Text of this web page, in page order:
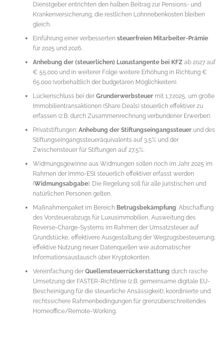
Dienstgeber entrichten den halben Beitrag zur Pensions- und
Krankenversicherung, die restlichen Lohnnebenkosten bleiben
gleich.
Einführung einer verbesserten steuerfreien Mitarbeiter-Prämie
für 2025 und 2026.
Anhebung der (steuerlichen) Luxustangente bei KFZ ab 2027 auf
€ 55.000 und in weiterer Folge weitere Erhöhung in Richtung €
65.000 (vorbehaltlich der budgetären Möglichkeiten).
Lückenschluss bei der Grunderwerbsteuermit 1.7.2025, um große
Immobilientransaktionen (Share Deals) steuerlich effektiver zu
erfassen (z.B. durch Zusammenrechnung verbundener Erwerber).
Privatstiftungen: Anhebung der Stiftungseingangssteuerund des
Stiftungseingangssteueräquivalents auf 3,5% und der
Zwischensteuer für Stiftungen auf 27,5%.
Widmungsgewinne aus Widmungen sollen noch im Jahr 2025 im
Rahmen der Immo-ESt steuerlich effektiver erfasst werden
(Widmungsabgabe). Die Regelung soll für alle juristischen und
natürlichen Personen gelten.
Maßnahmenpaket im Bereich Betrugsbekämpfung: Abschaffung
des Vorsteuerabzugs für Luxusimmobilien, Ausweitung des
Reverse-Charge-Systems im Rahmen der Umsatzsteuer auf
Grundstücke, effektivere Ausgestaltung der Wegzugsbesteuerung,
effektive Nutzung neuer Datenquellen wie automatischer
Informationsaustausch über Kryptokonten.
Vereinfachung der Quellensteuerrückerstattung durch rasche
Umsetzung der FASTER-Richtlinie (z.B. gemeinsame digitale EU-
Bescheinigung für die steuerliche Ansässigkeit); koordinierte und
rechtssichere Rahmenbedingungen für grenzüberschreitendes
Homeoffice/Remote-Working.